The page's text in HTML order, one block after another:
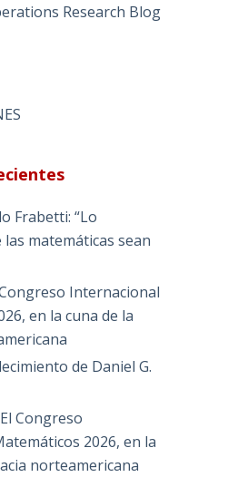
Research Blog
Frabetti: “Lo
matemáticas sean
Internacional
en la cuna de la
de Daniel G.
El Congreso
2026, en la
norteamericana